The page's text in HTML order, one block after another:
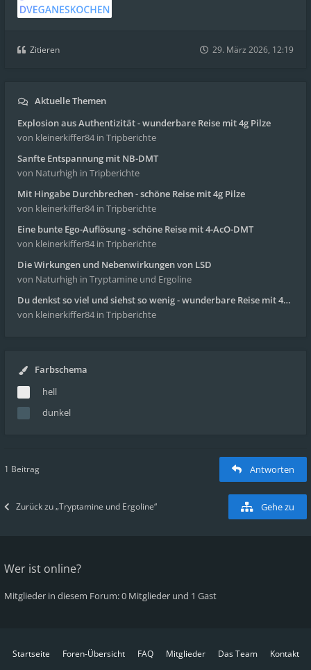
Zitieren 29. März 2026, 12:19
Aktuelle Themen
Explosion aus Authentizität - wunderbare Reise mit 4g Pilze
von kleinerkiffer84 in Tripberichte
Sanfte Entspannung mit NB-DMT
von Naturhigh in Tripberichte
Mit Hingabe Durchbrechen - schöne Reise mit 4g Pilze
von kleinerkiffer84 in Tripberichte
Eine bunte Ego-Auflösung - schöne Reise mit 4-AcO-DMT
von kleinerkiffer84 in Tripberichte
Die Wirkungen und Nebenwirkungen von LSD
von Naturhigh in Tryptamine und Ergoline
Du denkst so viel und siehst so wenig - wunderbare Reise mit 4g Pilze
von kleinerkiffer84 in Tripberichte
Farbschema
hell
dunkel
1 Beitrag Antworten
Zurück zu „Tryptamine und Ergoline“ Gehe zu
Wer ist online?
Mitglieder in diesem Forum: 0 Mitglieder und 1 Gast
Startseite Foren-Übersicht FAQ Mitglieder Das Team
Kontakt